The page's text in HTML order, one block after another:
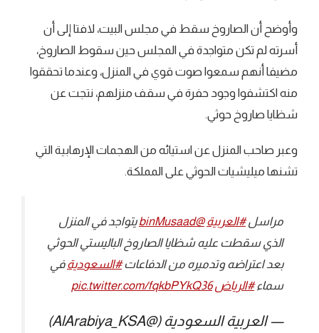
وأوضح أن الصاروخ سقط في مجلس البيت، لافتا إلى أن
أسرته لم تكن متواجدة في المجلس حين سقوط الصاروخ،
مضيفا أنهم سمعوا صوت قوي في المنزل، وعندما تحققوا
منه اكتشفوا وجود حفرة في سقف منزلهم، نتجت عن
شظايا صاروخ حوثي.
وعبر صاحب المنزل عن استيائه من الهجمات الإرهابية التي
تشنها ميليشيات الحوثي على المملكة.
مراسل#العربية @binMusaad
يتواجد في المنزل
الذي سقطت عليه شظايا الصاروخ الباليستي الحوثي
بعد اعتراضه وتدميره من الدفاعات#السعوديةفي
سماء#الرياض pic.twitter.com/fqkbPYkQ36
— العربية السعودية (@AlArabiya_KSA)